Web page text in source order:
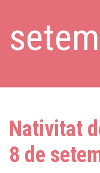
Nativitat
8 de